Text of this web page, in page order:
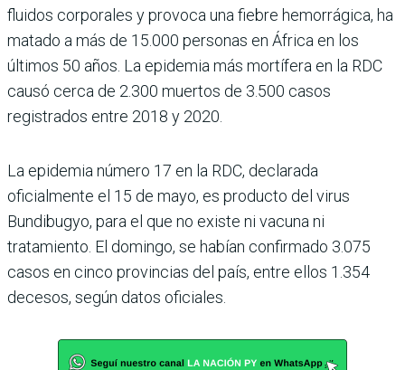
fluidos corporales y provoca una fiebre hemorrágica, ha
matado a más de 15.000 personas en África en los
últimos 50 años. La epidemia más mortífera en la RDC
causó cerca de 2.300 muertos de 3.500 casos
registrados entre 2018 y 2020.
La epidemia número 17 en la RDC, declarada
oficialmente el 15 de mayo, es producto del virus
Bundibugyo, para el que no existe ni vacuna ni
tratamiento. El domingo, se habían confirmado 3.075
casos en cinco provincias del país, entre ellos 1.354
decesos, según datos oficiales.